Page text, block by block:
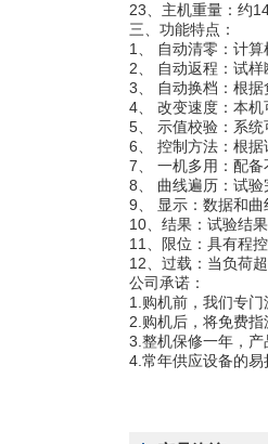
23、主机重量：约
三、 功能特点：
1、 自动清零：计
2、 自动返程：试
3、 自动换档：根
4、 改变速度：本
5、 示值校验：系
6、 控制方法：根
7、 一机多用：配
8、 曲线遍历：试
9、 显示：数据和
10、结果：试验结
11、限位：具有程
12、过载：当负荷
公司承诺：
1.购机前，我们专
2.购机后，将免费
3.整机保修一年，产
4.常年供应设备的